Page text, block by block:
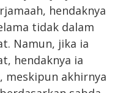
hendaknya
tidak dalam
Namun, jika ia
hendaknya ia
meskipun akhirnya